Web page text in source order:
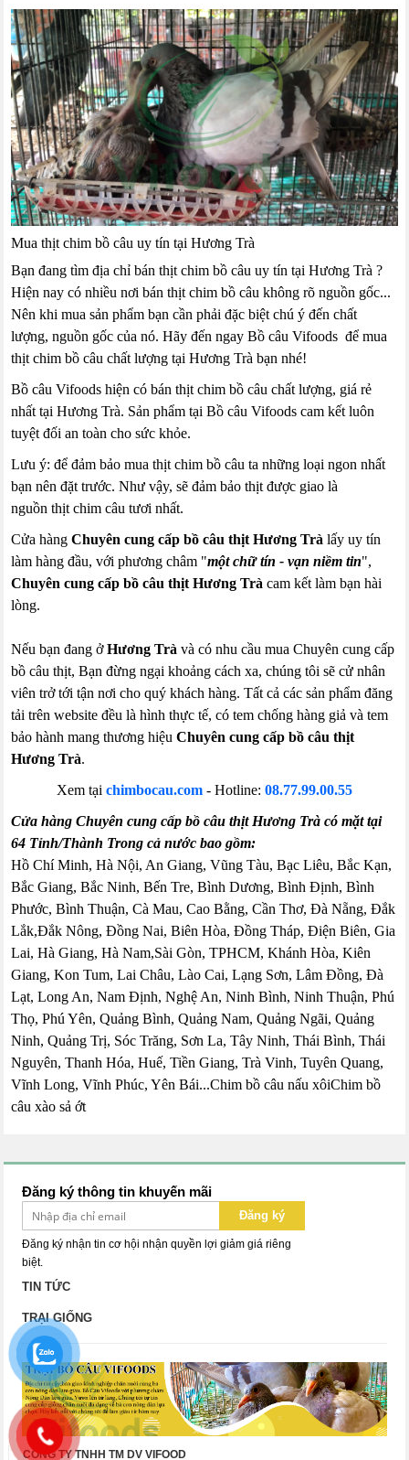
Mua thịt chim bồ câu uy tín tại Hương Trà
Bạn đang tìm địa chỉ bán thịt chim bồ câu uy tín tại Hương Trà ?
Hiện nay có nhiều nơi bán thịt chim bồ câu không rõ nguồn gốc...
Nên khi mua sản phẩm bạn cần phải đặc biệt chú ý đến chất
lượng, nguồn gốc của nó. Hãy đến ngay Bồ câu Vifoods để mua
thịt chim bồ câu chất lượng tại Hương Trà bạn nhé!
Bồ câu Vifoods hiện có bán thịt chim bồ câu chất lượng, giá rẻ
nhất tại Hương Trà. Sản phẩm tại Bồ câu Vifoods cam kết luôn
tuyệt đối an toàn cho sức khỏe.
Lưu ý: để đảm bảo mua thịt chim bồ câu ta những loại ngon nhất
bạn nên đặt trước. Như vậy, sẽ đảm bảo thịt được giao là
nguồn thịt chim câu tươi nhất.
Cửa hàngChuyên cung cấp bồ câu thịt Hương Trà lấy uy tín
làm hàng đầu, với phương châm "một chữ tín - vạn niềm tin",
Chuyên cung cấp bồ câu thịt Hương Trà cam kết làm bạn hài
lòng.
Nếu bạn đang ởHương Trà và có nhu cầu mua Chuyên cung cấp
bồ câu thịt, Bạn đừng ngại khoảng cách xa, chúng tôi sẽ cử nhân
viên trở tới tận nơi cho quý khách hàng. Tất cả các sản phẩm đăng
tải trên website đều là hình thực tế, có tem chống hàng giả và tem
bảo hành mang thương hiệuChuyên cung cấp bồ câu thịt
Hương Trà.
Xem tại chimbocau.com - Hotline: 08.77.99.00.55
Cửa hàng Chuyên cung cấp bồ câu thịt Hương Trà có mặt tại
64 Tỉnh/Thành Trong cả nước bao gồm:
Hồ Chí Minh, Hà Nội, An Giang, Vũng Tàu, Bạc Liêu, Bắc Kạn,
Bắc Giang, Bắc Ninh, Bến Tre, Bình Dương, Bình Định, Bình
Phước, Bình Thuận, Cà Mau, Cao Bằng, Cần Thơ, Đà Nẵng, Đắk
Lắk,Đắk Nông, Đồng Nai, Biên Hòa, Đồng Tháp, Điện Biên, Gia
Lai, Hà Giang, Hà Nam,Sài Gòn, TPHCM, Khánh Hòa, Kiên
Giang, Kon Tum, Lai Châu, Lào Cai, Lạng Sơn, Lâm Đồng, Đà
Lạt, Long An, Nam Định, Nghệ An, Ninh Bình, Ninh Thuận, Phú
Thọ, Phú Yên, Quảng Bình, Quảng Nam, Quảng Ngãi, Quảng
Ninh, Quảng Trị, Sóc Trăng, Sơn La, Tây Ninh, Thái Bình, Thái
Nguyên, Thanh Hóa, Huế, Tiền Giang, Trà Vinh, Tuyên Quang,
Vĩnh Long, Vĩnh Phúc, Yên Bái...Chim bồ câu nấu xôiChim bồ
câu xào sả ớt
Đăng ký thông tin khuyến mãi
Đăng ký
Đăng ký nhận tin cơ hội nhận quyền lợi giảm giá riêng
biệt.
TIN TỨC
TRẠI GIỐNG
CÔNG TY TNHH TM DV VIFOOD